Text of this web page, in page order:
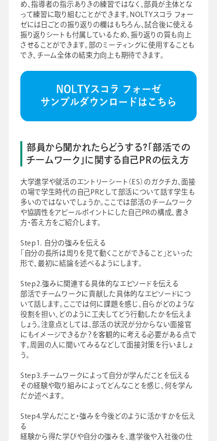
め、指導者の指示ありきの練習ではなく、部員が主体とな
って練習に取り組むことができます。NOLTYスコラ フォー
ゼには日ごとの振り返りの欄はもちろん、試合後に使える
振り返りシートも付属しているため、振り返りの質も向上
させることができます。部のミーティングに使用することも
でき、チーム全体の結束力向上も期待できます。
部員から聞かれたらどうする？「部活での
チームワーク」に関する自己PRの伝え方
大学進学や就活のエントリーシート（ES）のガクチカ、面接
の場で学生時代の自己PRとして部活について話す学生も
多いのではないでしょうか。ここでは部活のチームワーク
や協調性をアピールポイントにした自己PRの構成、書き
方・答え方をご紹介します。
Step1. 自分の強みを伝える
「自分の長所は周りを見て動くことができること」といった
形で、最初に結論を述べるようにします。
Step2.強みに関連する具体的なエピソードを伝える
部活でチームワークに貢献した具体的なエピソードにつ
いて話します。ここでは何に課題を感じ、自らがどのような
役割を担い、どのように工夫してどう行動したかを伝えま
しょう。注意点としては、部活の状況が分からない面接官
にもイメージできるか？を客観的に考える必要がある点で
す。周囲の人に聞いてみるなどして面接対策を行いましょ
う。
Step3.チームワークによって自分が学んだことを伝える
その経験や取り組みによってどんなことを感じ、何を学ん
だか述べます。
Step4.学んだこと・強みを今後どのように活かすかを伝え
る
経験から得た学びや自分の強みを、進学後や入社後の仕